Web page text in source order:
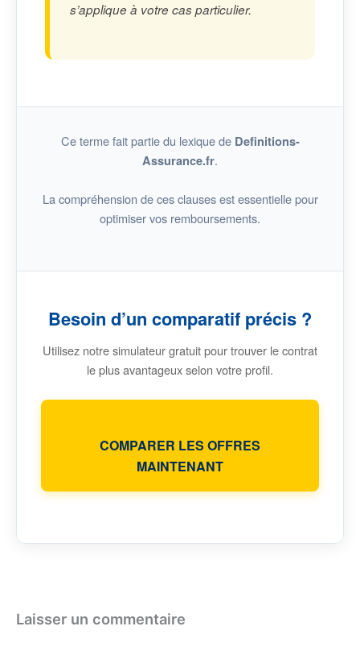
s’applique à votre cas particulier.
Ce terme fait partie du lexique de Definitions-
Assurance.fr.
La compréhension de ces clauses est essentielle pour
optimiser vos remboursements.
Besoin d’un comparatif précis ?
Utilisez notre simulateur gratuit pour trouver le contrat
le plus avantageux selon votre profil.
COMPARER LES OFFRES
MAINTENANT
Laisser un commentaire